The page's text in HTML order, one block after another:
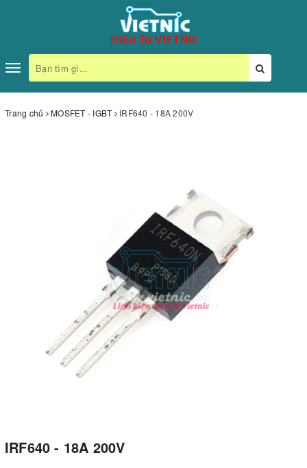
Toggle
navigation
Trang chủ MOSFET - IGBT IRF640 - 18A 200V
IRF640 - 18A 200V